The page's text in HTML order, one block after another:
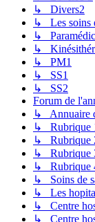
↳ Divers2
↳ Les soins
↳
↳
↳ PM1
↳ SS1
↳ SS2
Forum de
↳ Annuaire
↳ Rubrique
↳ Rubrique
↳ Rubrique
↳ Rubrique
↳ Soins de
↳ Les
↳ Centre
↳ Centre